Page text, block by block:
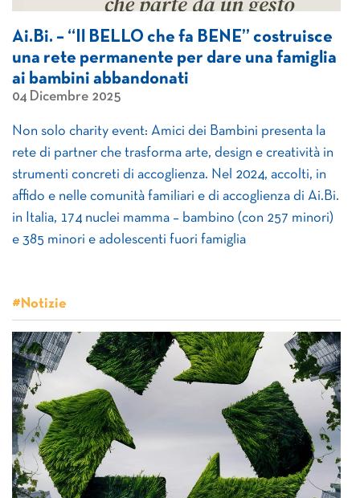
Ai.Bi. – “Il BELLO che fa BENE” costruisce
una rete permanente per dare una famiglia
ai bambini abbandonati
04 Dicembre 2025
Non solo charity event: Amici dei Bambini presenta la
rete di partner che trasforma arte, design e creatività in
strumenti concreti di accoglienza. Nel 2024, accolti, in
affido e nelle comunità familiari e di accoglienza di Ai.Bi.
in Italia, 174 nuclei mamma – bambino (con 257 minori)
e 385 minori e adolescenti fuori famiglia
#Notizie